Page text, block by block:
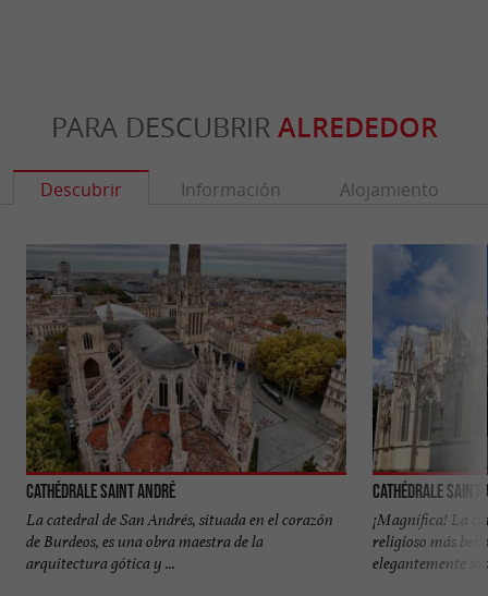
PARA DESCUBRIR ALREDEDOR
Descubrir Información Alojamiento
Cathédrale Saint André
La catedral de San Andrés, situada en el corazón
de Burdeos, es una obra maestra de la
arquitectura gótica y ...
Cathédrale
¡Magnífica! La
religioso más
elegantemente